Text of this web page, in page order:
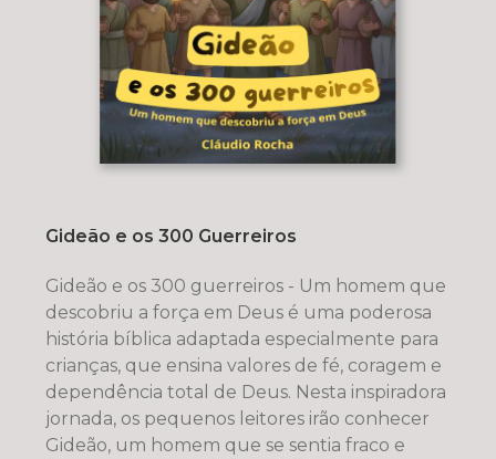
Gideão e os 300 Guerreiros
Gideão e os 300 guerreiros - Um homem que
descobriu a força em Deus é uma poderosa
história bíblica adaptada especialmente para
crianças, que ensina valores de fé, coragem e
dependência total de Deus. Nesta inspiradora
jornada, os pequenos leitores irão conhecer
Gideão, um homem que se sentia fraco e